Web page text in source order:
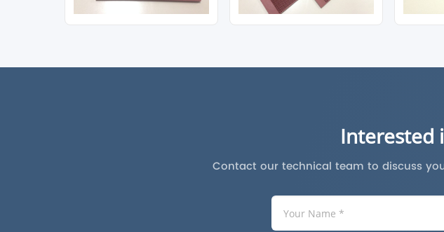
Interested
Contact our technical team to discuss